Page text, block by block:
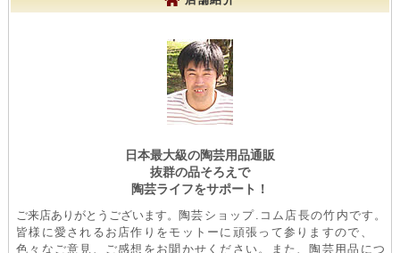
日本最大級の陶芸用品通販
抜群の品そろえで
陶芸ライフをサポート！
ご来店ありがとうございます。 陶芸ショップ.コム店長の竹内です。
皆様に愛されるお店作りをモットーに頑張って参りますので、
色々なご意見、ご感想をお聞かせください。また、陶芸用品につ